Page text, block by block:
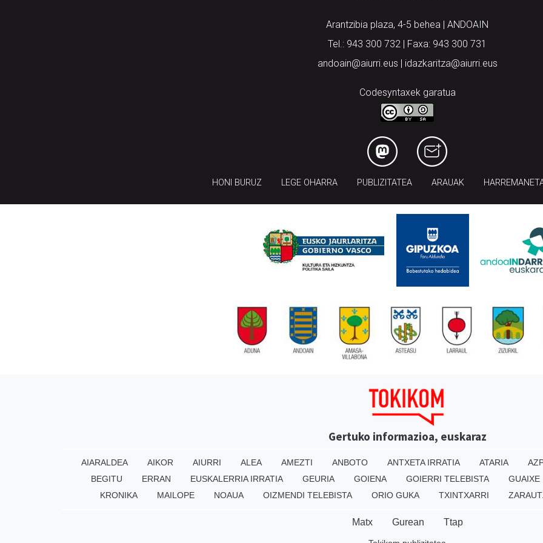
Arantzibia plaza, 4-5 behea | ANDOAIN
Tel.: 943 300 732 | Faxa: 943 300 731
andoain@aiurri.eus | idazkaritza@aiurri.eus
Codesyntaxek garatua
HONI BURUZ LEGE OHARRA PUBLIZITATEA ARAUAK
Gertuko informazioa, euskaraz
AIARALDEA AIKOR AIURRI ALEA AMEZTI ANBOTO ANTXETA IRRATIA ATARIA
BEGITU
ERRAN EUSKALERRIA IRRATIA GEURIA GOIENA GOIERRI TELEBISTA GUAIXE
KRONIKA
MAILOPE NOAUA OIZMENDI TELEBISTA ORIO GUKA TXINTXARRI
Matx Gurean Ttap